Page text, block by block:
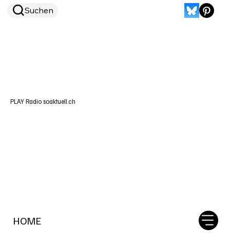
HOME
Suchen
PLAY Radio soaktuell.ch